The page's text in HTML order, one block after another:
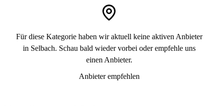
Für diese Kategorie haben wir aktuell keine aktiven Anbieter
in Selbach. Schau bald wieder vorbei oder empfehle uns
einen Anbieter.
Anbieter empfehlen